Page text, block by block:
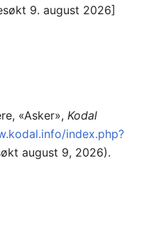
9. august 2026]
«Asker», Kodal
index.php?
august 9, 2026).